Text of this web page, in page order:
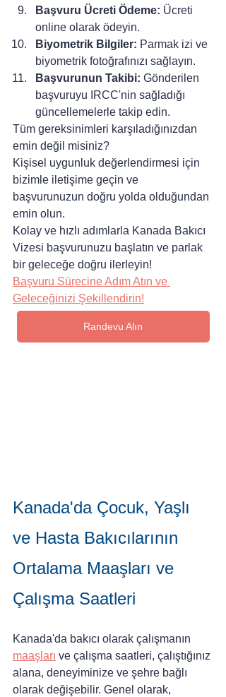
Başvuru Ücreti Ödeme: Ücreti
online olarak ödeyin.
Biyometrik Bilgiler: Parmak izi ve
biyometrik fotoğrafınızı sağlayın.
Başvurunun Takibi: Gönderilen
başvuruyu IRCC'nin sağladığı
güncellemelerle takip edin.
Tüm gereksinimleri karşıladığınızdan
emin değil misiniz?
Kişisel uygunluk değerlendirmesi için
bizimle iletişime geçin ve
başvurunuzun doğru yolda olduğundan
emin olun.
Kolay ve hızlı adımlarla Kanada Bakıcı
Vizesi başvurunuzu başlatın ve parlak
bir geleceğe doğru ilerleyin!
Başvuru Sürecine Adım Atın ve
Geleceğinizi Şekillendirin!
Randevu Alın
Kanada'da Çocuk, Yaşlı
ve Hasta Bakıcılarının
Ortalama Maaşları ve
Çalışma Saatleri
Kanada'da bakıcı olarak çalışmanın
maaşları ve çalışma saatleri, çalıştığınız
alana, deneyiminize ve şehre bağlı
olarak değişebilir. Genel olarak,